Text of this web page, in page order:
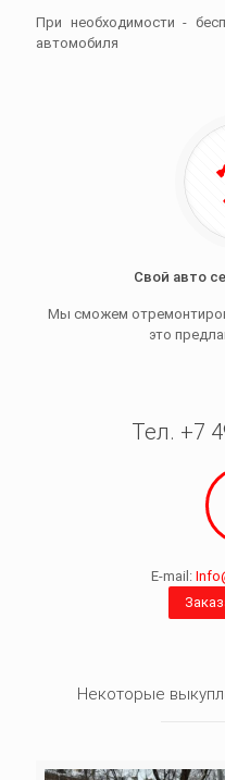
При необходимости -
автомобиля
Свой авто
Мы сможем
это
Тел. +7
E-mail:
Некоторые